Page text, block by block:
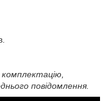
комплектацію,
повідомлення.